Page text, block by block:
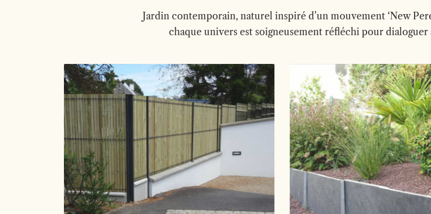
Jardin contemporain, naturel inspiré d’un mouvement ‘New
chaque univers est soigneusement réfléchi pour